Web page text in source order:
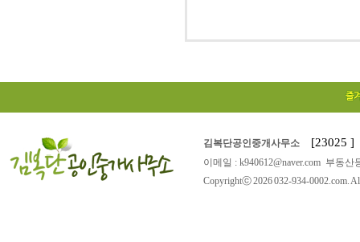
김복단공인중개사무소 [23025 ]
이메일 : k940612@naver.com 부동
Copyrightⓒ 2026 032-934-0002.com.